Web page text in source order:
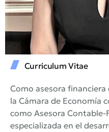
Curriculum Vitae
Como asesora
la Cámara de Economía
como Asesora Contable-
especializada en el